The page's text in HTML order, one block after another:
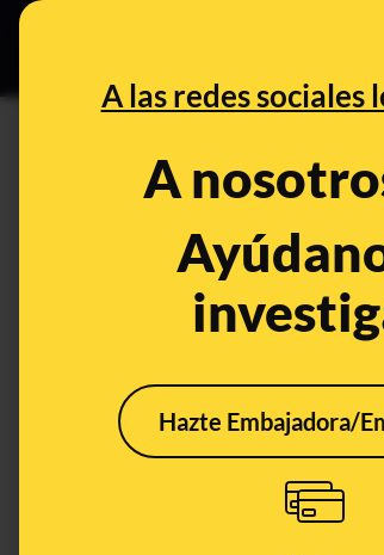
A las redes sociales
A
Hazte Embajadora/
METODOLOGÍA
Los datos provienen del
⚔️ Batallas electorales:los
mediante el método D'Hondt y
considera una batalla